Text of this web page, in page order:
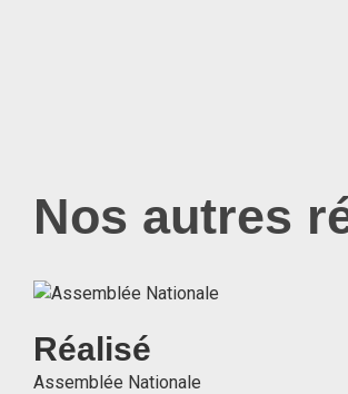
Nos autres
Réalisé
Assemblée Nationale